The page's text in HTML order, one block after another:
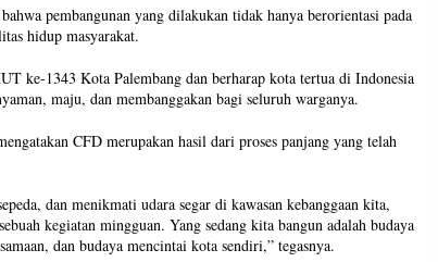
pembangunan yang dilakukan tidak hanya berorientasi pada
hidup masyarakat.
ke-1343 Kota Palembang dan berharap kota tertua di Indonesia
maju, dan membanggakan bagi seluruh warganya.
CFD merupakan hasil dari proses panjang yang telah
dan menikmati udara segar di kawasan kebanggaan kita,
kegiatan mingguan. Yang sedang kita bangun adalah budaya
dan budaya mencintai kota sendiri,” tegasnya.